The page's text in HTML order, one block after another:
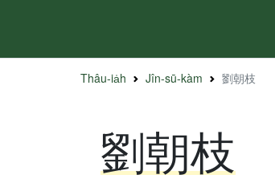
Thâu-ia̍h Jîn-sū-kàm 劉朝枝
劉朝枝